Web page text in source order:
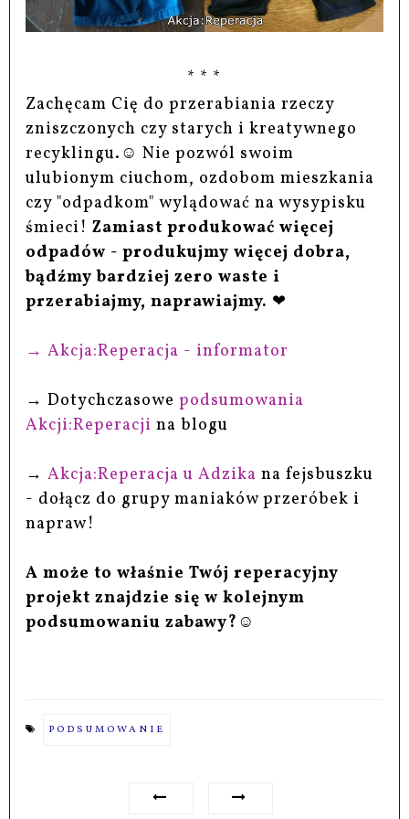
* * *
Zachęcam Cię do przerabiania rzeczy
zniszczonych czy starych i kreatywnego
recyklingu.☺ Nie pozwól swoim
ulubionym ciuchom, ozdobom mieszkania
czy "odpadkom" wylądować na wysypisku
śmieci!Zamiast produkować więcej
odpadów - produkujmy więcej dobra,
bądźmy bardziej zero waste i
przerabiajmy, naprawiajmy. ❤
→Akcja:Reperacja - informator
→ Dotychczasowepodsumowania
Akcji:Reperacji na blogu
→Akcja:Reperacja u Adzika na fejsbuszku
- dołącz do grupy maniaków przeróbek i
napraw!
A może to właśnie Twój reperacyjny
projekt znajdzie się w kolejnym
podsumowaniu zabawy?☺
PODSUMOWANIE